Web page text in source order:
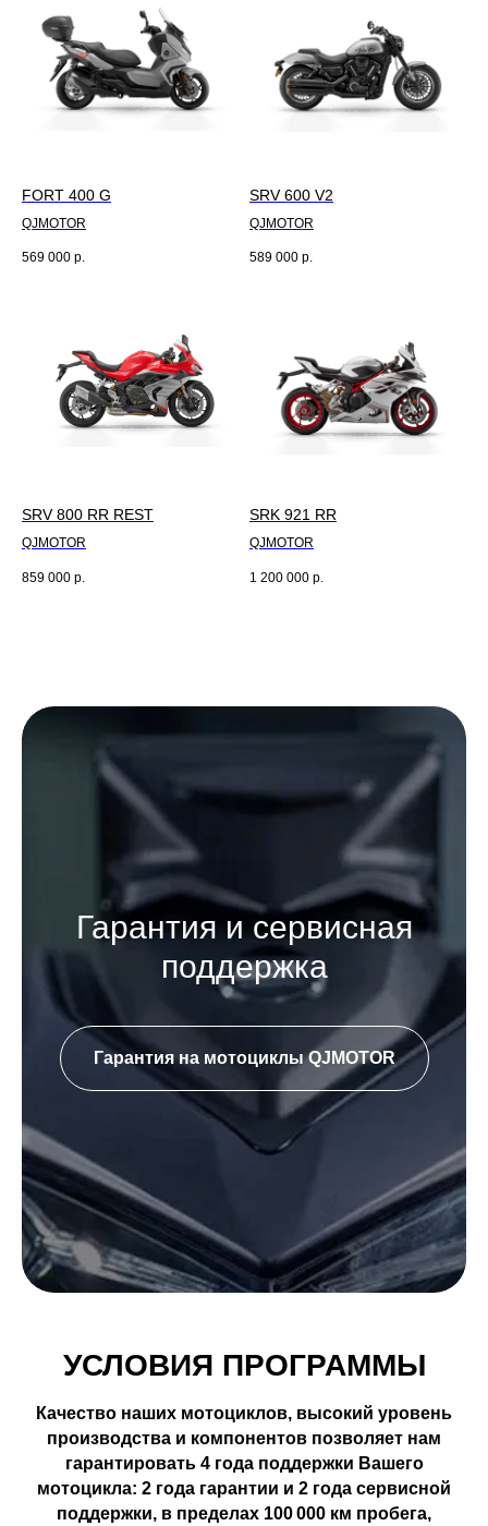
FORT 400 G
QJMOTOR
569 000 р.
SRV 600 V2
QJMOTOR
589 000 р.
SRV 800 RR REST
QJMOTOR
859 000 р.
SRK 921 RR
QJMOTOR
1 200 000 р.
Гарантия и сервисная
поддержка
Гарантия на мотоциклы QJMOTOR
УСЛОВИЯ ПРОГРАММЫ
Качество наших мотоциклов, высокий уровень
производства и компонентов позволяет нам
гарантировать 4 года поддержки Вашего
мотоцикла: 2 года гарантии и 2 года сервисной
поддержки, в пределах 100 000 км пробега,